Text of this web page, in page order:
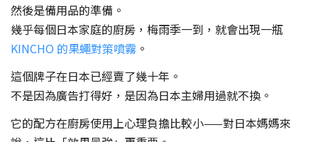
然後是備用品的準備。
幾乎每個日本家庭的廚房，梅雨季一到，就會出現一瓶
KINCHO 的果蠅對策噴霧 。
這個牌子在日本已經賣了幾十年。
不是因為廣告打得好，是因為日本主婦用過就不換。
它的配方在廚房使用上心理負擔比較小——對日本媽媽來